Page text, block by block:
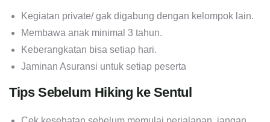
Kegiatan private/ gak digabung dengan kelompok lain.
Membawa anak minimal 3 tahun.
Keberangkatan bisa setiap hari.
Jaminan Asuransi untuk setiap peserta
Tips Sebelum Hiking ke Sentul